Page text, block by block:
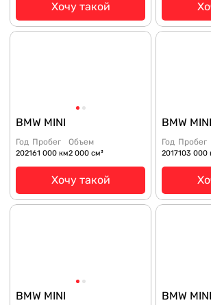
Хочу такой
BMW MINI
Год
2021
Пробег
61 000 км
Объем
2 000 см³
Хочу такой
BMW MINI
Год
2017
Пробег
103 000
BMW MINI BMW MINI